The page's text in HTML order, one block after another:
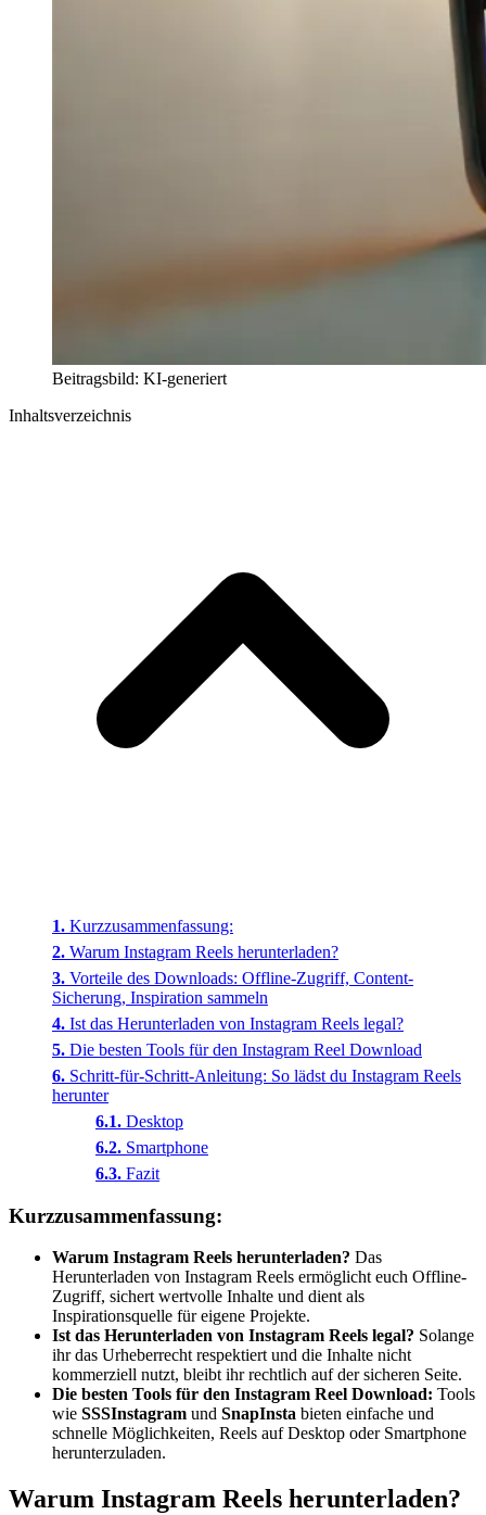
Beitragsbild: KI-generiert
Inhaltsverzeichnis
Kurzzusammenfassung:
Warum Instagram Reels herunterladen?
Vorteile des Downloads: Offline-Zugriff, Content-
Sicherung, Inspiration sammeln
Ist das Herunterladen von Instagram Reels legal?
Die besten Tools für den Instagram Reel Download
Schritt-für-Schritt-Anleitung: So lädst du Instagram Reels
herunter
Desktop
Smartphone
Fazit
Kurzzusammenfassung:
Warum Instagram Reels herunterladen? Das
Herunterladen von Instagram Reels ermöglicht euch Offline-
Zugriff, sichert wertvolle Inhalte und dient als
Inspirationsquelle für eigene Projekte.
Ist das Herunterladen von Instagram Reels legal? Solange
ihr das Urheberrecht respektiert und die Inhalte nicht
kommerziell nutzt, bleibt ihr rechtlich auf der sicheren Seite.
Die besten Tools für den Instagram Reel Download: Tools
wie SSSInstagram und SnapInsta bieten einfache und
schnelle Möglichkeiten, Reels auf Desktop oder Smartphone
herunterzuladen.
Warum Instagram Reels herunterladen?